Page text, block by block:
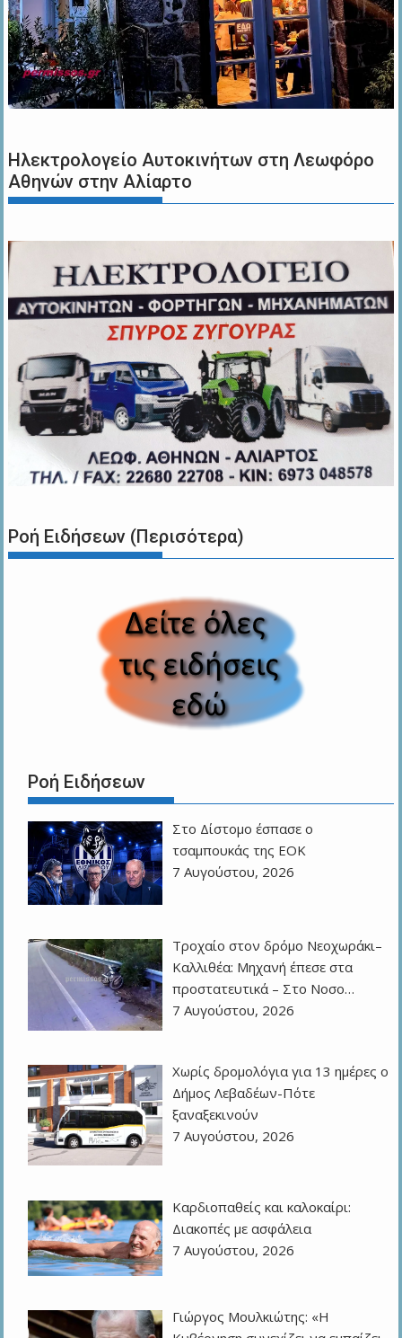
Ηλεκτρολογείο Αυτοκινήτων στη Λεωφόρο
Αθηνών στην Αλίαρτο
Ροή Ειδήσεων (Περισότερα)
Ροή Ειδήσεων
Στο Δίστομο έσπασε ο
τσαμπουκάς της ΕΟΚ
7 Αυγούστου, 2026
Τροχαίο στον δρόμο Νεοχωράκι–
Καλλιθέα: Μηχανή έπεσε στα
προστατευτικά – Στο Νοσο…
7 Αυγούστου, 2026
Χωρίς δρομολόγια για 13 ημέρες ο
Δήμος Λεβαδέων-Πότε
ξαναξεκινούν
7 Αυγούστου, 2026
Καρδιοπαθείς και καλοκαίρι:
Διακοπές με ασφάλεια
7 Αυγούστου, 2026
Γιώργος Μουλκιώτης: «Η